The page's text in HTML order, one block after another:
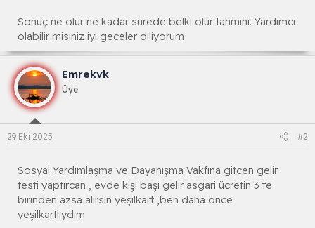
Sonuç ne olur ne kadar sürede belki olur tahmini. Yardımcı
olabilir misiniz iyi geceler diliyorum
Emrekvk
Üye
29 Eki 2025 #2
Sosyal Yardımlaşma ve Dayanışma Vakfına gitcen gelir
testi yaptırcan , evde kişi başı gelir asgari ücretin 3 te
birinden azsa alırsın yeşilkart ,ben daha önce
yeşilkartlıydım